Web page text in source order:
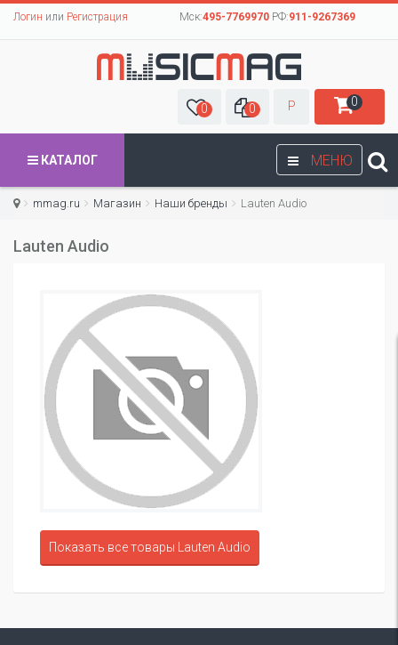
Логин или Регистрация Мск:495-7769970РФ:911-9267369
0 0 Р 0
МЕНЮ
КАТАЛОГ
mmag.ru Магазин Наши бренды Lauten Audio
Lauten Audio
Показать все товары Lauten Audio